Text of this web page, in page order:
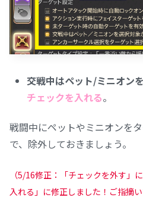
交戦中はペット/ミニオン
チェックを入れる。
戦闘中にペットやミニオンを
で、除外しておきましょう。
（5/16修正：「チェックを外す」
入れる」に修正しました！ご指摘